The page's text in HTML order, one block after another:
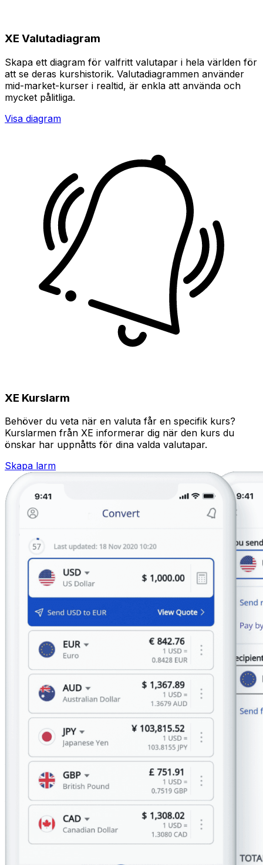
XE Valutadiagram
Skapa ett diagram för valfritt valutapar i hela världen för
att se deras kurshistorik. Valutadiagrammen använder
mid-market-kurser i realtid, är enkla att använda och
mycket pålitliga.
Visa diagram
XE Kurslarm
Behöver du veta när en valuta får en specifik kurs?
Kurslarmen från XE informerar dig när den kurs du
önskar har uppnåtts för dina valda valutapar.
Skapa larm